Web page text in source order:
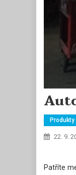
Produkty
22. 9.
Patříte